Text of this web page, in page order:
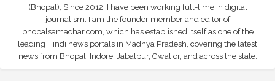
(Bhopal); Since 2012, I have been working full-time in digital
journalism. I am the founder member and editor of
bhopalsamachar.com, which has established itself as one of the
leading Hindi news portals in Madhya Pradesh, covering the latest
news from Bhopal, Indore, Jabalpur, Gwalior, and across the state.